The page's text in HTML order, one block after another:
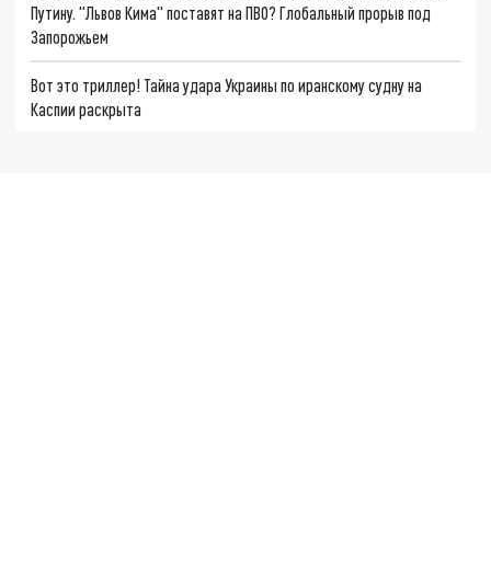
Путину. "Львов Кима" поставят на ПВО? Глобальный прорыв под
Запорожьем
Вот это триллер! Тайна удара Украины по иранскому судну на
Каспии раскрыта